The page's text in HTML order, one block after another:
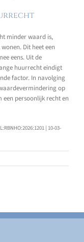
minder waard is,
Dit heet een
eens. Uit de
huurrecht eindigt
factor. In navolging
op
persoonlijk recht en
| 10-03-